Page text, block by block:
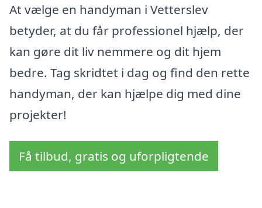
At vælge en handyman i Vetterslev
betyder, at du får professionel hjælp, der
kan gøre dit liv nemmere og dit hjem
bedre. Tag skridtet i dag og find den rette
handyman, der kan hjælpe dig med dine
projekter!
Få tilbud, gratis og uforpligtende